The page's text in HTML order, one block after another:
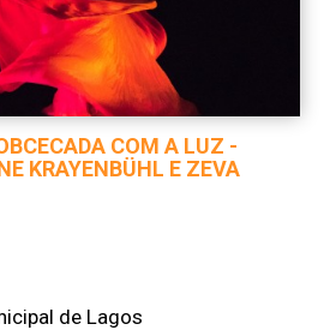
COM A LUZ -
KRAYENBÜHL E ZEVA
de Lagos